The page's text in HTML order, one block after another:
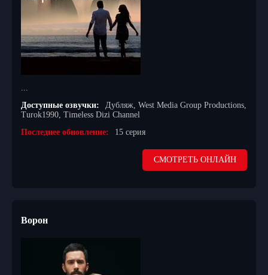
...
Доступные озвучки:
Дубляж, West Media Group Productions,
Turok1990, Timeless Dizi Channel
Последнее обновление:
15 серия
СМОТРЕТЬ ОНЛАЙН
Ворон